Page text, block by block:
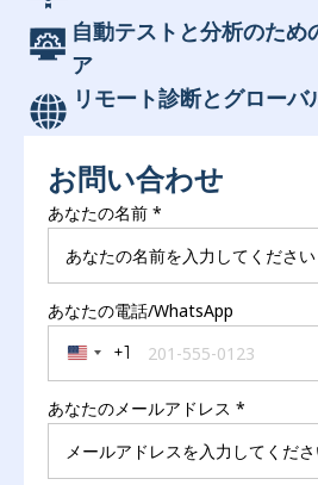
自動テストと分析のため
ア
リモート診断とグローバ
お問い合わせ
あなたの名前 *
あなたの電話/WhatsApp
United States +1
+1
あなたのメールアドレス *